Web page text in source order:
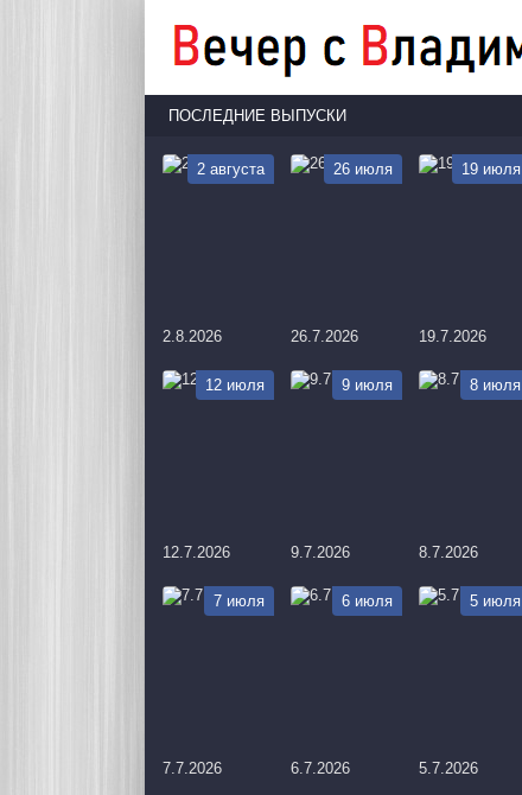
ПОСЛЕДНИЕ ВЫПУСКИ
2 августа
2.8.2026
26 июля
26.7.2026
19 июля
19.7.2026
12 июля
12.7.2026
9 июля
9.7.2026
8 июля
8.7.2026
7 июля
7.7.2026
6 июля
6.7.2026
5 июля
5.7.2026